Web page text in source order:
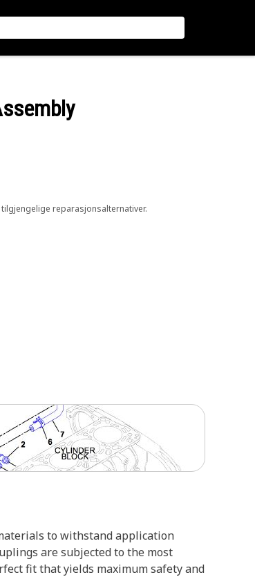
reparasjonsalternativer.
to withstand application
are subjected to the most
fit that yields maximum safety and